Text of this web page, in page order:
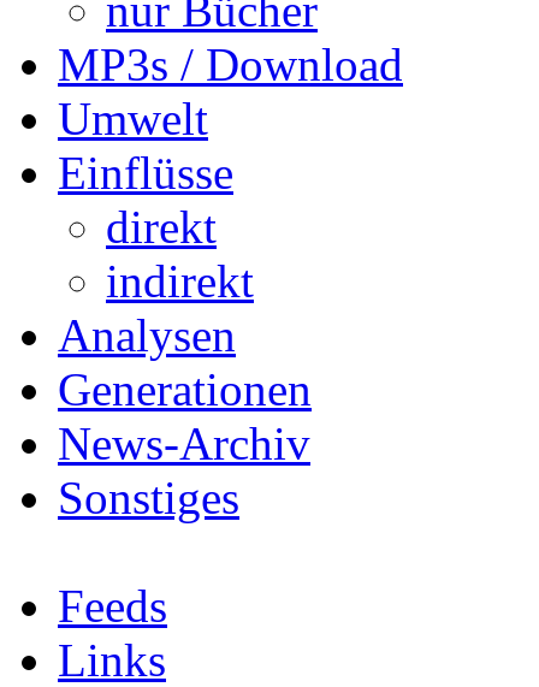
MP3s / Download
Umwelt
Einflüsse
direkt
indirekt
Analysen
Generationen
News-Archiv
Sonstiges
Feeds
Links